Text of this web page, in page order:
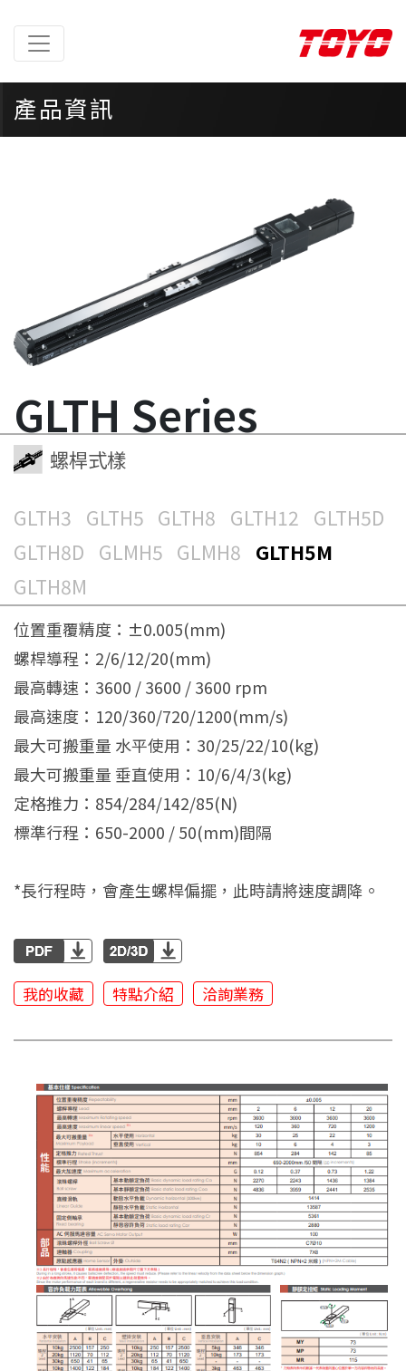
產品資訊
GLTH Series
螺桿式樣
GLTH3 GLTH5 GLTH8 GLTH12 GLTH5D
GLTH8D GLMH5 GLMH8 GLTH5M
GLTH8M
位置重覆精度：±0.005(mm)
螺桿導程：2/6/12/20(mm)
最高轉速：3600 / 3600 / 3600 rpm
最高速度：120/360/720/1200(mm/s)
最大可搬重量 水平使用：30/25/22/10(kg)
最大可搬重量 垂直使用：10/6/4/3(kg)
定格推力：854/284/142/85(N)
標準行程：650-2000 / 50(mm)間隔
*長行程時，會產生螺桿偏擺，此時請將速度調降。
我的收藏 特點介紹 洽詢業務